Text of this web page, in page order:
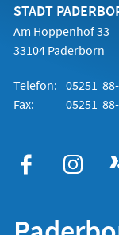
STADT
Am Hoppenhof 33
33104 Paderborn
Telefon: 05251
Fax:
05251